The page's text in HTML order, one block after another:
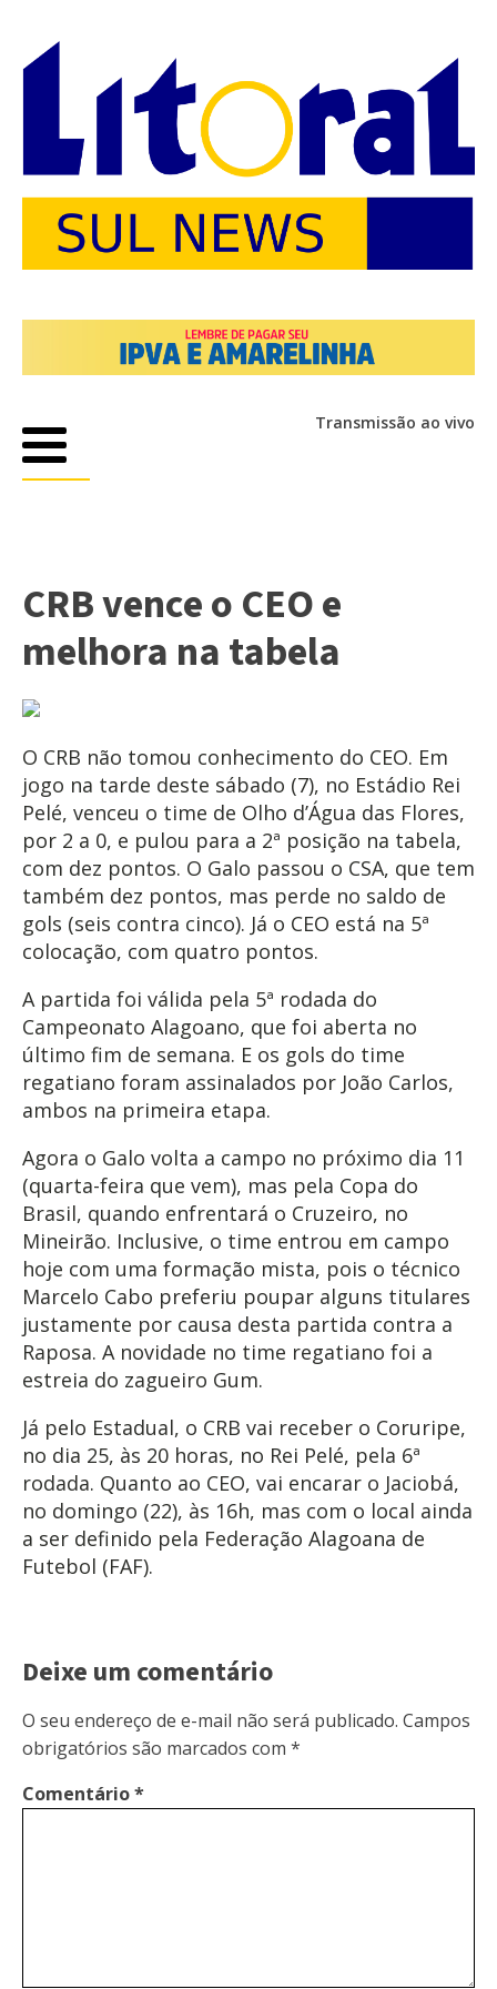
Transmissão ao vivo
CRB vence o CEO e
melhora na tabela
O CRB não tomou conhecimento do CEO. Em
jogo na tarde deste sábado (7), no Estádio Rei
Pelé, venceu o time de Olho d’Água das Flores,
por 2 a 0, e pulou para a 2ª posição na tabela,
com dez pontos. O Galo passou o CSA, que tem
também dez pontos, mas perde no saldo de
gols (seis contra cinco). Já o CEO está na 5ª
colocação, com quatro pontos.
A partida foi válida pela 5ª rodada do
Campeonato Alagoano, que foi aberta no
último fim de semana. E os gols do time
regatiano foram assinalados por João Carlos,
ambos na primeira etapa.
Agora o Galo volta a campo no próximo dia 11
(quarta-feira que vem), mas pela Copa do
Brasil, quando enfrentará o Cruzeiro, no
Mineirão. Inclusive, o time entrou em campo
hoje com uma formação mista, pois o técnico
Marcelo Cabo preferiu poupar alguns titulares
justamente por causa desta partida contra a
Raposa. A novidade no time regatiano foi a
estreia do zagueiro Gum.
Já pelo Estadual, o CRB vai receber o Coruripe,
no dia 25, às 20 horas, no Rei Pelé, pela 6ª
rodada. Quanto ao CEO, vai encarar o Jaciobá,
no domingo (22), às 16h, mas com o local ainda
a ser definido pela Federação Alagoana de
Futebol (FAF).
Deixe um comentário
O seu endereço de e-mail não será publicado. Campos
obrigatórios são marcados com *
Comentário*